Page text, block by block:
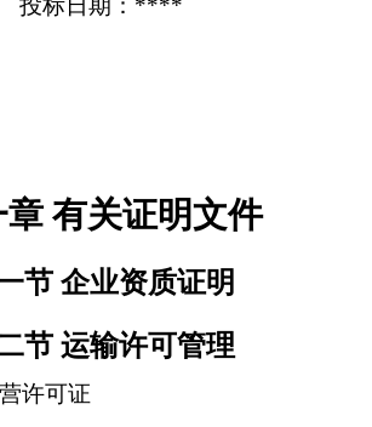
投标日期：****
有关证明文件
节 企业资质证明
节 运输许可管理
许可证